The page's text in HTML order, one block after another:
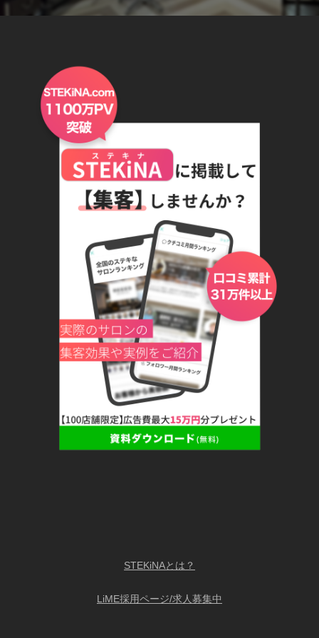
STEKiNAとは？
LiME採用ページ/求人募集中